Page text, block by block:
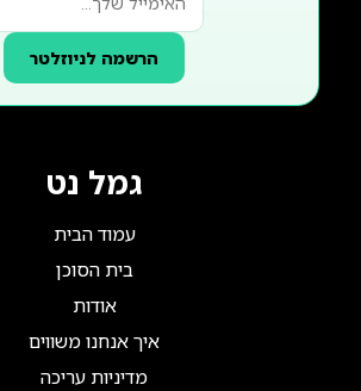
הרשמה לניוזלטר
גמל נט
עמוד הבית
בית הסוכן
אודות
איך אנחנו משווים
מדיניות עריכה